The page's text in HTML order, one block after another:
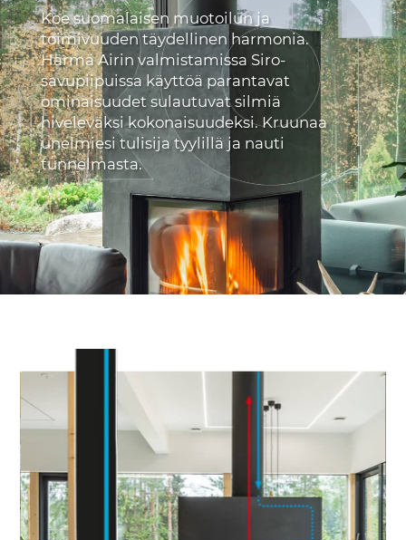
Koe suomalaisen muotoilun ja
toimivuuden täydellinen harmonia.
Härmä Airin valmistamissa Siro-
savupiipuissa käyttöä parantavat
ominaisuudet sulautuvat silmiä
hiveleväksi kokonaisuudeksi. Kruunaa
unelmiesi tulisija tyylillä ja nauti
tunnelmasta.